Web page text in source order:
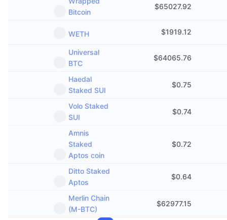
Bitcoin
$65027.92
WETH $1919.12
Universal
BTC
$64065.76
Haedal
Staked SUI
$0.75
Volo Staked
SUI
$0.74
Amnis
Staked
Aptos coin
$0.72
Ditto Staked
Aptos
$0.64
Merlin Chain
(M-BTC)
$62977.15